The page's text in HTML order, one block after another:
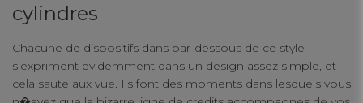
cylindres
Chacune de dispositifs dans par-dessous de ce style
s’expriment evidemment dans un design assez simple, et
cela saute aux vue. Ils font des moments dans lesquels vous